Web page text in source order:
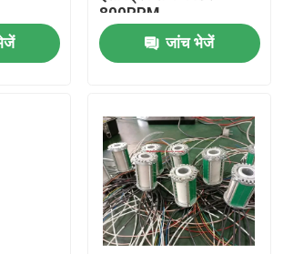
800RPM
जांच भेजें